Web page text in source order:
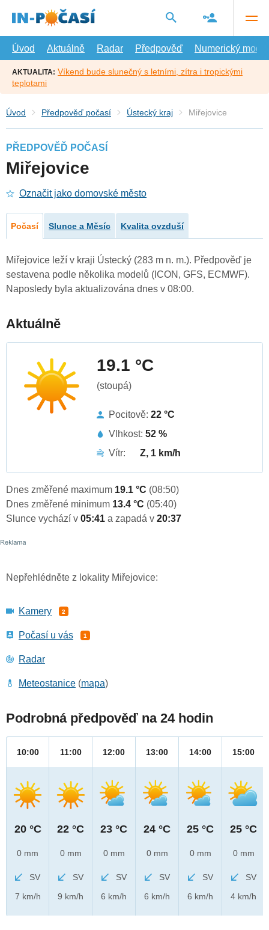
hlavní
Úvod
Aktuálně Radar Předpověď Numerický model
AKTUALITA: Víkend bude slunečný s letními, zítra i tropickými
teplotami
Úvod Předpověď počasí Ústecký kraj Miřejovice
PŘEDPOVĚĎ POČASÍ
Miřejovice
Označit jako domovské město
Počasí Slunce a Měsíc Kvalita ovzduší
Miřejovice leží v kraji Ústecký (283 m n. m.). Předpověď je
sestavena podle několika modelů (ICON, GFS, ECMWF).
Naposledy byla aktualizována dnes v 08:00.
Aktuálně
19.1 °C
(stoupá)
Pocitově: 22 °C
Vlhkost: 52 %
Vítr:
Z, 1 km/h
Dnes změřené maximum 19.1 °C (08:50)
Dnes změřené minimum 13.4 °C (05:40)
Slunce vychází v 05:41 a zapadá v 20:37
Nepřehlédněte z lokality Miřejovice:
Kamery 2
Počasí u vás 1
Radar
Meteostanice (mapa)
Podrobná předpověď na 24 hodin
10:00
20 °C
0 mm
SV
7 km/h
11:00
22 °C
0 mm
SV
9 km/h
12:00
23 °C
0 mm
SV
6 km/h
13:00
24 °C
0 mm
SV
6 km/h
14:00
25 °C
0 mm
SV
6 km/h
15:00
25 °C
0 mm
SV
4 km/h